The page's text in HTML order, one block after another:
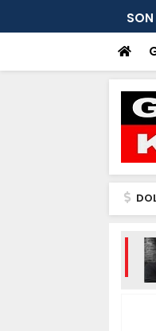
Özbey'in acısı: 'Bu